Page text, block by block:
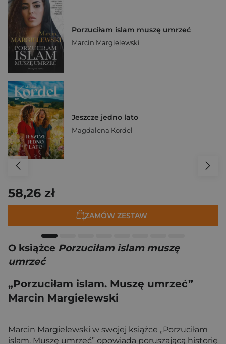
Porzuciłam islam muszę umrzeć
Marcin Margielewski
Jeszcze jedno lato
Magdalena Kordel
58,26 zł
ZAMÓW ZESTAW
O książce Porzuciłam islam muszę
umrzeć
„Porzuciłam islam. Muszę umrzeć”
Marcin Margielewski
Marcin Margielewski w swojej książce „Porzuciłam
islam. Muszę umrzeć” opowiada poruszającą historię